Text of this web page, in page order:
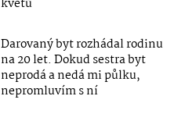
květů
Darovaný byt rozhádal rodinu
na 20 let. Dokud sestra byt
neprodá a nedá mi půlku,
nepromluvím s ní